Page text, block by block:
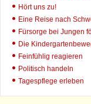
Hört uns zu!
Eine Reise nach
Fürsorge bei Jungen
Die
Feinfühlig reagieren
Politisch handeln
Tagespflege erleben